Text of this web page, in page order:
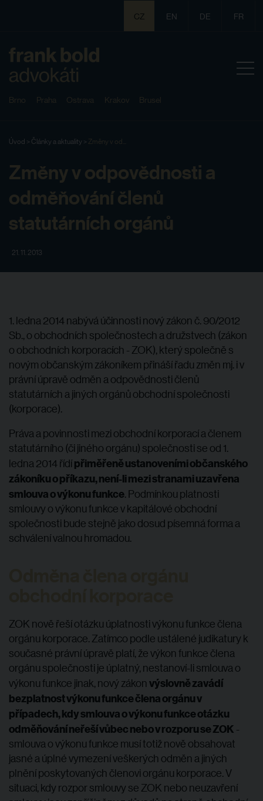
CZ EN DE FR
Brno Praha Ostrava Krakov Brusel
Úvod > Články a aktuality > Změny v od...
Změny v odpovědnosti a
odměňování členů
statutárních orgánů
21. 11. 2013
1. ledna 2014 nabývá účinnosti nový zákon č. 90/2012
Sb., o obchodních společnostech a družstvech (zákon
o obchodních korporacích - ZOK), který společně s
novým občanským zákoníkem přináší řadu změn mj. i v
právní úpravě odměn a odpovědnosti členů
statutárních a jiných orgánů obchodní společnosti
(korporace).
Práva a povinnosti mezi obchodní korporací a členem
statutárního (či jiného orgánu) společnosti se od 1.
ledna 2014 řídípřiměřeně ustanoveními občanského
zákoníku o příkazu, není-li mezi stranami uzavřena
smlouva o výkonu funkce. Podmínkou platnosti
smlouvy o výkonu funkce v kapitálové obchodní
společnosti bude stejně jako dosud písemná forma a
schválení valnou hromadou.
ZOK nově řeší otázku úplatnosti výkonu funkce člena
orgánu korporace. Zatímco podle ustálené judikatury k
současné právní úpravě platí, že výkon funkce člena
orgánu společnosti je úplatný, nestanoví-li smlouva o
výkonu funkce jinak, nový zákon výslovně zavádí
bezplatnost výkonu funkce člena orgánu v
případech, kdy smlouva o výkonu funkce otázku
odměňování neřeší vůbec nebo v rozporu se ZOK -
smlouva o výkonu funkce musí totiž nově obsahovat
jasné a úplné vymezení veškerých odměn a jiných
plnění poskytovaných členovi orgánu korporace. V
situaci, kdy rozpor smlouvy se ZOK nebo neuzavření